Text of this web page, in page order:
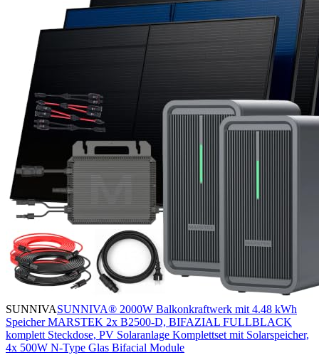
SUNNIVASUNNIVA® 2000W Balkonkraftwerk mit 4.48 kWh
Speicher MARSTEK 2x B2500-D, BIFAZIAL FULLBLACK
komplett Steckdose, PV Solaranlage Komplettset mit Solarspeicher,
4x 500W N-Type Glas Bifacial Module